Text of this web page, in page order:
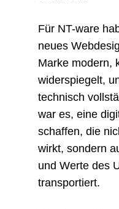
Für NT-ware
neues
Marke modern,
widerspiegelt,
technisch
war es, eine
schaffen, die
wirkt, sondern
und Werte des
transportiert.